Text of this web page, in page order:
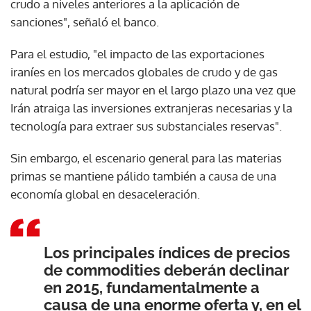
crudo a niveles anteriores a la aplicación de
sanciones", señaló el banco.
Para el estudio, "el impacto de las exportaciones
iraníes en los mercados globales de crudo y de gas
natural podría ser mayor en el largo plazo una vez que
Irán atraiga las inversiones extranjeras necesarias y la
tecnología para extraer sus substanciales reservas".
Sin embargo, el escenario general para las materias
primas se mantiene pálido también a causa de una
economía global en desaceleración.
Los principales índices de precios
de commodities deberán declinar
en 2015, fundamentalmente a
causa de una enorme oferta y, en el